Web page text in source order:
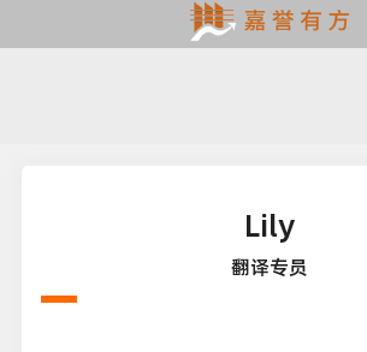
Lily
翻译专员